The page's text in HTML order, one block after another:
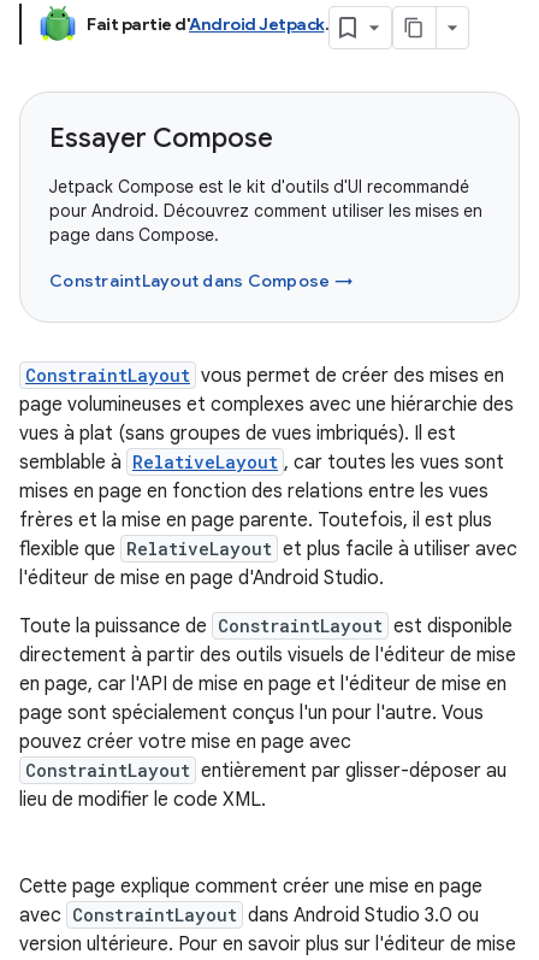
Fait partie d'Android Jetpack.
Essayer Compose
Jetpack Compose est le kit d'outils d'UI recommandé
pour Android. Découvrez comment utiliser les mises en
page dans Compose.
ConstraintLayout dans Compose →
ConstraintLayout vous permet de créer des mises en
page volumineuses et complexes avec une hiérarchie des
vues à plat (sans groupes de vues imbriqués). Il est
semblable à RelativeLayout , car toutes les vues sont
mises en page en fonction des relations entre les vues
frères et la mise en page parente. Toutefois, il est plus
flexible que RelativeLayout et plus facile à utiliser avec
l'éditeur de mise en page d'Android Studio.
Toute la puissance de ConstraintLayout est disponible
directement à partir des outils visuels de l'éditeur de mise
en page, car l'API de mise en page et l'éditeur de mise en
page sont spécialement conçus l'un pour l'autre. Vous
pouvez créer votre mise en page avec
ConstraintLayout entièrement par glisser-déposer au
lieu de modifier le code XML.
Cette page explique comment créer une mise en page
avec ConstraintLayout dans Android Studio 3.0 ou
version ultérieure. Pour en savoir plus sur l'éditeur de mise